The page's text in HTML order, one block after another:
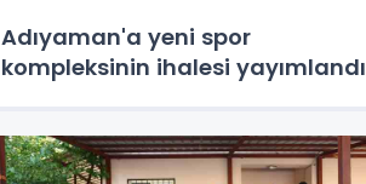
Adıyaman'a yeni spor
kompleksinin ihalesi yayımlandı